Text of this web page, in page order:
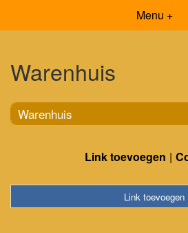
Menu +
Warenhuis
Warenhuis
Link toevoegen
Link toevoegen